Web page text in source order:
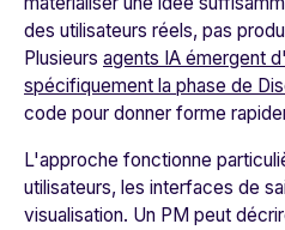
des utilisateurs réels, pas
Plusieurs agents IA émergent
spécifiquement la phase de
code pour donner forme
L'approche fonctionne
utilisateurs, les interfaces de
visualisation. Un PM peut